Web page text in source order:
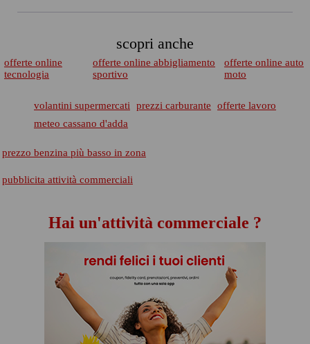
scopri anche
offerte online
tecnologia
offerte online abbigliamento
sportivo
offerte online auto
moto
volantini supermercati prezzi carburante
offerte lavoro
meteo cassano d'adda
prezzo benzina più basso in zona
pubblicita attività commerciali
Hai un'attività commerciale ?